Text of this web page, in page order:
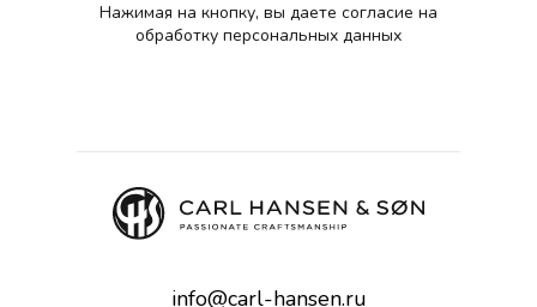
Нажимая на кнопку, вы даете согласие на
обработку персональных данных
info@carl-hansen.ru